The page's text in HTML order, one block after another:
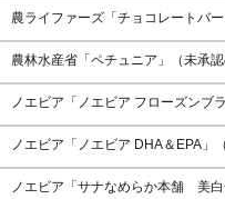
農ライファーズ「チョコレートバ
農林水産省「ペチュニア」（未承
ノエビア「ノエビア フローズンブ
ノエビア「ノエビア DHA＆EPA」
ノエビア「サナなめらか本舗 美